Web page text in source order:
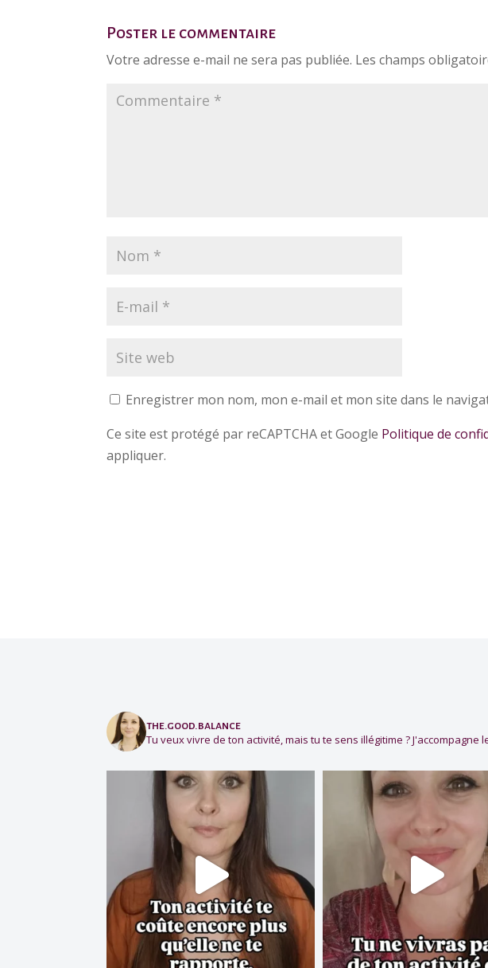
Poster le commentaire
Votre adresse e-mail ne sera pas publiée. Les champs
Enregistrer mon nom, mon e-mail et mon site dans le
Ce site est protégé par reCAPTCHA et Google Politique de
appliquer.
the.good.balance
Tu veux vivre de ton activité, mais tu te sens illégitime ?J'accompagne